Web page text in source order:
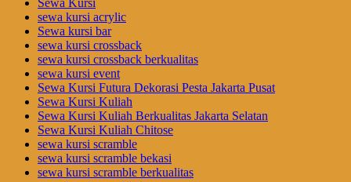
sewa kursi acrylic
Sewa kursi bar
sewa kursi crossback
sewa kursi crossback berkualitas
sewa kursi event
Sewa Kursi Futura Dekorasi Pesta Jakarta Pusat
Sewa Kursi Kuliah
Sewa Kursi Kuliah Berkualitas Jakarta Selatan
Sewa Kursi Kuliah Chitose
sewa kursi scramble
sewa kursi scramble bekasi
sewa kursi scramble berkualitas